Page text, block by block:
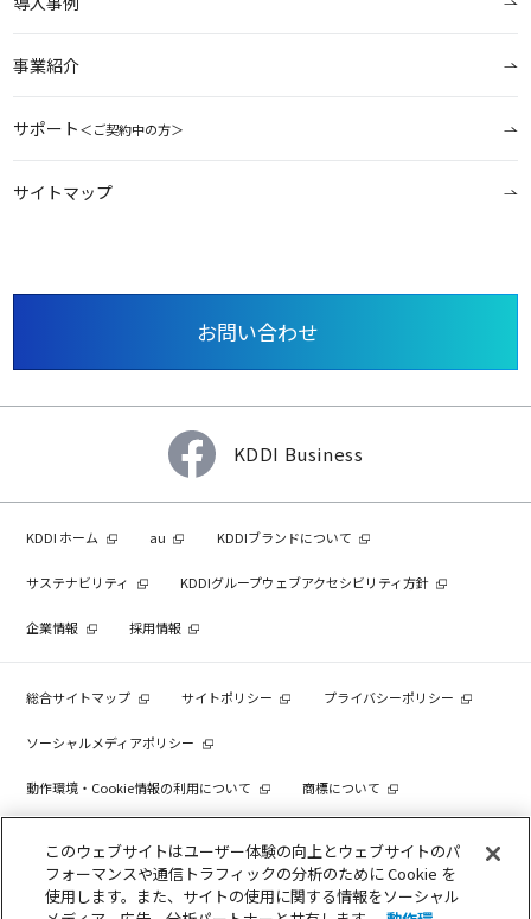
事業紹介
サポート＜ご契約中の方＞
サイトマップ
お問い合わせ
KDDI Business
KDDI ホーム au KDDIブランドについて
サステナビリティ KDDIグループウェブアクセシビリティ方針
企業情報 採用情報
総合サイトマップ サイトポリシー プライバシーポリシー
ソーシャルメディアポリシー
動作環境・Cookie情報の利用について 商標について
このウェブサイトはユーザー体験の向上とウェブサイトのパ
フォーマンスや通信トラフィックの分析のために Cookie を
使用します。また、サイトの使用に関する情報をソーシャル